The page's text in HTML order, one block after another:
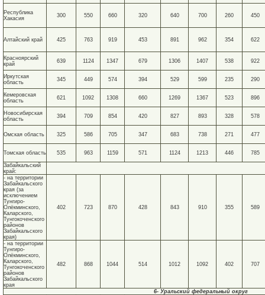
Республика
Хакасия
300 550 660 320 640 700 260 450
Алтайский край 425 763 919 453 891 962 354 622
Красноярский
край
639 1124 1347 679 1306 1407 538 922
Иркутская
область
345 449 574 394 529 599 235 290
Кемеровская
область
621 1092 1308 660 1269 1367 523 896
Новосибирская
область
394 709 854 420 827 893 328 578
Омская область 325 586 705 347 683 738 271 477
Томская область 535 963 1159 571 1124 1213 446 785
Забайкальский
край:
- на территории
Забайкальского
края (за
исключением
Тунгиро-
Олёкминского,
Каларского,
Тунгокоченского
районов
Забайкальского
края)
402 723 870 428 843 910 355 589
- на территории
Тунгиро-
Олёкминского,
Каларского,
Тунгокоченского
районов
Забайкальского
края
482 868 1044 514 1012 1092 402 707
6- Уральский федеральный округ